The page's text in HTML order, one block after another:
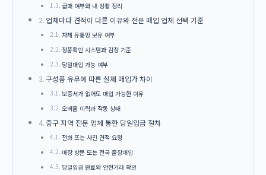
급매 여부와 내 상황 정리
업체마다 견적이 다른 이유와 전문 매입 업체 선택 기준
자체 유통망 보유 여부
정품확인 시스템과 감정 기준
당일매입 가능 여부
구성품 유무에 따른 실제 매입가 차이
보증서가 없어도 매입 가능한 이유
오버홀 이력과 작동 상태
중구 지역 전문 업체 통한 당일입금 절차
전화 또는 사진 견적 요청
매장 방문 또는 전국 출장매입
당일입금 완료와 안전거래 확인